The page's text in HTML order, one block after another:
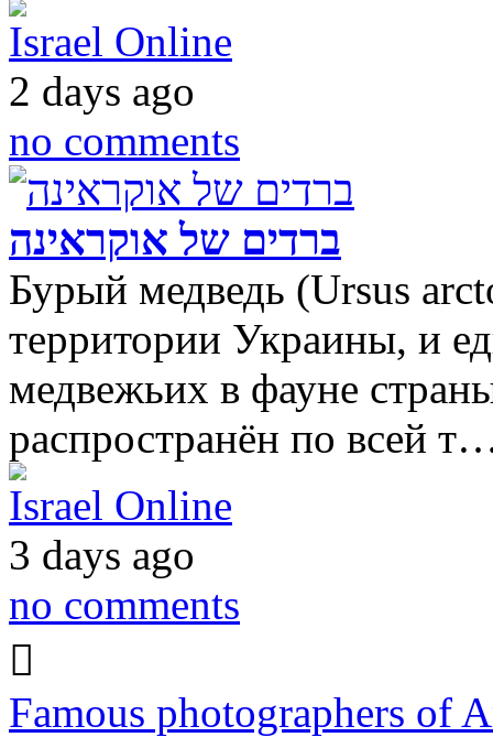
Israel Online
2 days ago
no comments
ברדים של אוקראינה
Бурый медведь (Ursus
территории Украины, и
медвежьих в фауне
распространён по всей
Israel Online
3 days ago
no comments
Famous photographers of